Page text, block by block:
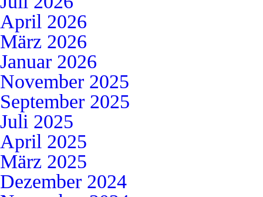
April 2026
März 2026
Januar 2026
November 2025
September 2025
Juli 2025
April 2025
März 2025
Dezember 2024